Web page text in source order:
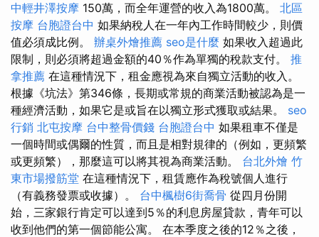
中輕井澤按摩 150萬，而全年運營的收入為1800萬。 北區
按摩 台胞證台中 如果納稅人在一年內工作時間較少，則價
值必須成比例。 辦桌外燴推薦 seo是什麼 如果收入超過此
限制，則必須將超過金額的40％作為單獨的稅款支付。 推
拿推薦 在這種情況下，租金應視為來自獨立活動的收入。
根據《坑法》第346條，長期或常規的商業活動被認為是一
種經濟活動，如果它是或旨在以獨立形式獲取或結果。 seo
行銷 北屯按摩 台中整骨價錢 台胞證台中 如果租車不僅是
一個時間或偶爾的性質，而且是相對規律的（例如，更頻繁
或更頻繁​​），那麼這可以將其視為商業活動。 台北外燴 竹
東市場撥筋堂 在這種情況下，租賃應作為稅號個人進行
（有義務發票或收據）。 台中楓樹6街喬骨 從四月份開
始，三家銀行肯定可以達到5％的利息房屋貸款，青年可以
收到他們的第一個節能公寓。 在本季度之後的12％之後，